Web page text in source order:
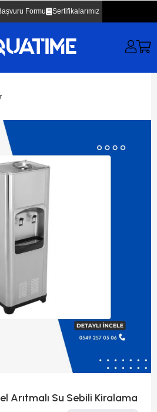
Formu Sertifikalarımız
Arıtmalı Su Sebili Kiralama